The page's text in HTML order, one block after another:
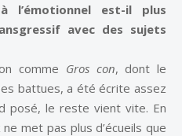
l’émotionnel est-il plus
avec des sujets
comme Gros con, dont le
battues, a été écrite assez
posé, le reste vient vite. En
met pas plus d’écueils que